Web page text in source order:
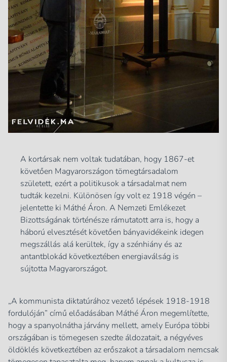
A kortársak nem voltak tudatában, hogy 1867-et
követően Magyarországon tömegtársadalom
született, ezért a politikusok a társadalmat nem
tudták kezelni. Különösen így volt ez 1918 végén –
jelentette ki Máthé Áron. A Nemzeti Emlékezet
Bizottságának történésze rámutatott arra is, hogy a
háború elvesztését követően bányavidékeink idegen
megszállás alá kerültek, így a szénhiány és az
antantblokád következtében energiaválság is
sújtotta Magyarországot.
„A kommunista diktatúrához vezető lépések 1918-1918
fordulóján” című előadásában Máthé Áron megemlítette,
hogy a spanyolnátha járvány mellett, amely Európa többi
országában is tömegesen szedte áldozatait, a négyéves
öldöklés következtében az erőszakot a társadalom nemcsak